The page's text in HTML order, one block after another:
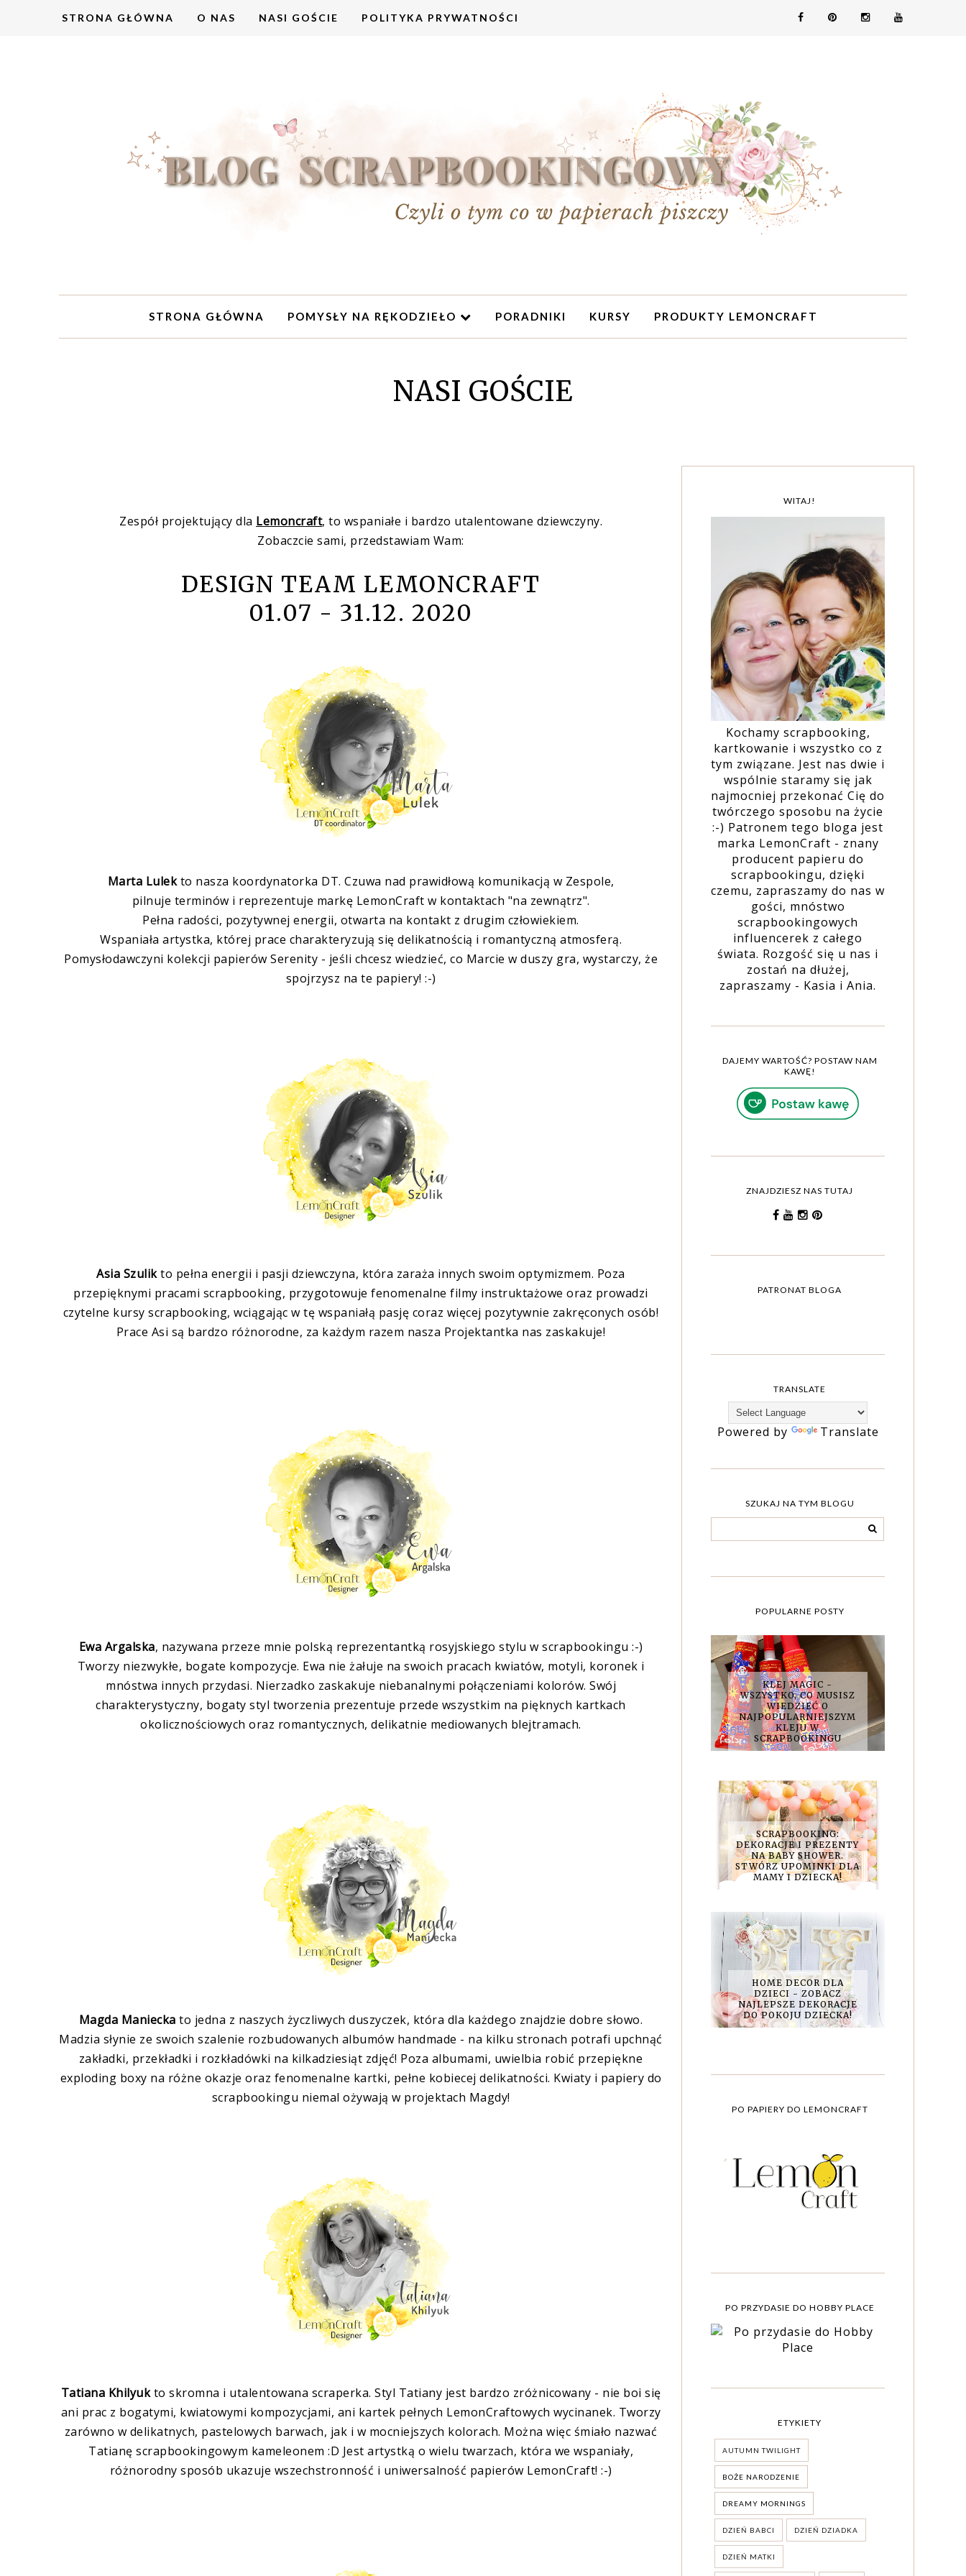
STRONA GŁÓWNA O NAS NASI GOŚCIE POLITYKA PRYWATNOŚCI
STRONA GŁÓWNA POMYSŁY NA RĘKODZIEŁO PORADNIKI KURSY PRODUKTY LEMONCRAFT
NASI GOŚCIE
Zespół projektujący dla Lemoncraft, to wspaniałe i bardzo utalentowane dziewczyny.
Zobaczcie sami, przedstawiam Wam:
DESIGN TEAM LEMONCRAFT
01.07 - 31.12. 2020
Marta Lulekto nasza koordynatorka DT. Czuwa nad prawidłową komunikacją w Zespole,
pilnuje terminów i reprezentuje markę LemonCraft w kontaktach "na zewnątrz".
Pełna radości, pozytywnej energii, otwarta na kontakt z drugim człowiekiem.
Wspaniała artystka, której prace charakteryzują się delikatnością i romantyczną atmosferą.
Pomysłodawczyni kolekcji papierów Serenity - jeśli chcesz wiedzieć, co Marcie w duszy gra, wystarczy, że
spojrzysz na te papiery! :-)
Asia Szulikto pełna energii i pasji dziewczyna, która zaraża innych swoim optymizmem. Poza
przepięknymi pracami scrapbooking, przygotowuje fenomenalne filmy instruktażowe oraz prowadzi
czytelne kursy scrapbooking, wciągając w tę wspaniałą pasję coraz więcej pozytywnie zakręconych osób!
Prace Asi są bardzo różnorodne, za każdym razem nasza Projektantka nas zaskakuje!
Ewa Argalska, nazywana przeze mnie polską reprezentantką rosyjskiego stylu w scrapbookingu :-)
Tworzy niezwykłe, bogate kompozycje. Ewa nie żałuje na swoich pracach kwiatów, motyli, koronek i
mnóstwa innych przydasi. Nierzadko zaskakuje niebanalnymi połączeniami kolorów. Swój
charakterystyczny, bogaty styl tworzenia prezentuje przede wszystkim na pięknych kartkach
okolicznościowych oraz romantycznych, delikatnie mediowanych blejtramach.
Magda Maniecka to jedna z naszych życzliwych duszyczek, która dla każdego znajdzie dobre słowo.
Madzia słynie ze swoich szalenie rozbudowanych albumów handmade - na kilku stronach potrafi upchnąć
zakładki, przekładki i rozkładówki na kilkadziesiąt zdjęć! Poza albumami, uwielbia robić przepiękne
exploding boxy na różne okazje oraz fenomenalne kartki, pełne kobiecej delikatności. Kwiaty i papiery do
scrapbookingu niemal ożywają w projektach Magdy!
Tatiana Khilyukto skromna i utalentowana scraperka. Styl Tatiany jest bardzo zróżnicowany - nie boi się
ani prac z bogatymi, kwiatowymi kompozycjami, ani kartek pełnych LemonCraftowych wycinanek. Tworzy
zarówno w delikatnych, pastelowych barwach, jak i w mocniejszych kolorach. Można więc śmiało nazwać
Tatianę scrapbookingowym kameleonem :D Jest artystką o wielu twarzach, która we wspaniały,
różnorodny sposób ukazuje wszechstronność i uniwersalność papierów LemonCraft! :-)
WITAJ!
Kochamy scrapbooking,
kartkowanie i wszystko co z
tym związane. Jest nas dwie i
wspólnie staramy się jak
najmocniej przekonać Cię do
twórczego sposobu na życie
:-) Patronem tego bloga jest
marka LemonCraft - znany
producent papieru do
scrapbookingu, dzięki
czemu, zapraszamy do nas w
gości, mnóstwo
scrapbookingowych
influencerek z całego
świata. Rozgość się u nas i
zostań na dłużej,
zapraszamy - Kasia i Ania.
DAJEMY WARTOŚĆ? POSTAW NAM
KAWĘ!
ZNAJDZIESZ NAS TUTAJ
PATRONAT BLOGA
TRANSLATE
Powered by Translate
SZUKAJ NA TYM BLOGU
POPULARNE POSTY
KLEJ MAGIC -
WSZYSTKO, CO MUSISZ
WIEDZIEĆ O
NAJPOPULARNIEJSZYM
KLEJU W
SCRAPBOOKINGU
SCRAPBOOKING:
DEKORACJE I PREZENTY
NA BABY SHOWER.
STWÓRZ UPOMINKI DLA
MAMY I DZIECKA!
HOME DECOR DLA
DZIECI - ZOBACZ
NAJLEPSZE DEKORACJE
DO POKOJU DZIECKA!
PO PAPIERY DO LEMONCRAFT
PO PRZYDASIE DO HOBBY PLACE
ETYKIETY
AUTUMN TWILIGHT
BOŻE NARODZENIE
DREAMY MORNINGS
DZIEŃ BABCI DZIEŃ DZIADKA
DZIEŃ MATKI